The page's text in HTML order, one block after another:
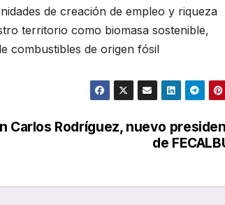
de creación de empleo y riqueza
territorio como biomasa sostenible,
combustibles de origen fósil
Carlos Rodríguez, nuevo
de